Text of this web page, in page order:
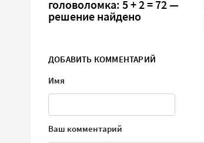
головоломка: 5 + 2 = 72 —
решение найдено
ДОБАВИТЬ КОММЕНТАРИЙ
Имя
Ваш комментарий